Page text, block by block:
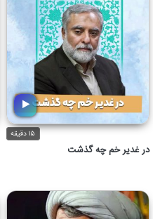
۱۵ دقیقه
در غدیر خم چه گذشت